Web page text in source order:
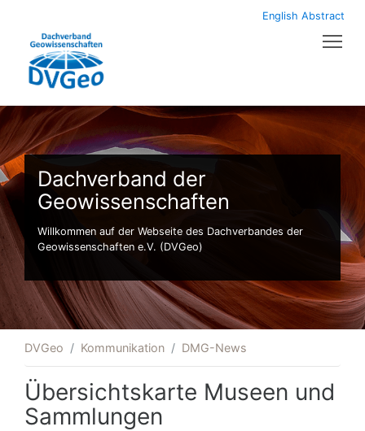
English Abstract
Dachverband der
Geowissenschaften
Willkommen auf der Webseite des Dachverbandes der
Geowissenschaften e.V. (DVGeo)
DVGeo Kommunikation DMG-News
Übersichtskarte Museen und
Sammlungen